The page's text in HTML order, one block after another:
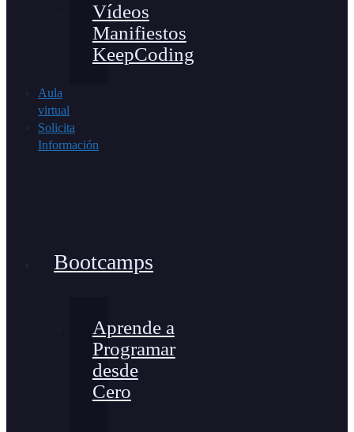
Vídeos
Manifiestos
KeepCoding
Aula
virtual
Solicita
Información
Bootcamps
Aprende a
Programar
desde
Cero